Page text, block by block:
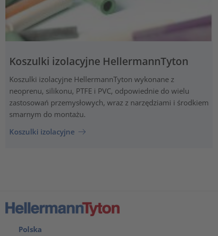
Koszulki izolacyjne HellermannTyton
Koszulki izolacyjne HellermannTyton wykonane z
neoprenu, silikonu, PTFE i PVC, odpowiednie do wielu
zastosowań przemysłowych, wraz z narzędziami i środkiem
smarnym do montażu.
Koszulki izolacyjne
Polska